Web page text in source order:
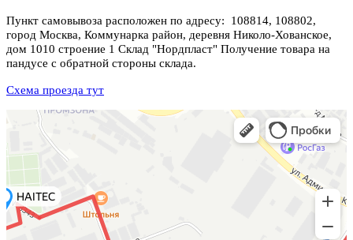
Пункт самовывоза расположен по адресу: 108814, 108802,
город Москва, Коммунарка район, деревня Николо-Хованское,
дом 1010 строение 1 Склад "Нордпласт" Получение товара на
пандусе с обратной стороны склада.
Схема проезда тут